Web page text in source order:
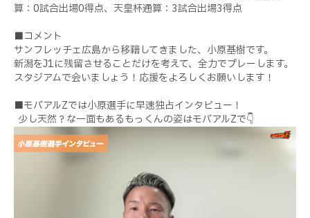
算：0試合出場0得点、天皇杯通算：3試合出場3得点
■コメント
サンフレッチェ広島から移籍してきました、小原基樹です。
新潟をJ1に残留させることだけを考えて、全力でプレーします。
スタジアムで会いましょう！応援をよろしくお願いします！
■モバアルZでは小原選手に早速独占インタビュー！
少し天然？な一面もあるもっくんの姿はモバアルZで👇